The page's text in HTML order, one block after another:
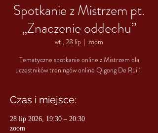
Spotkanie z Mistrzem pt.
„Znaczenie oddechu”
wt., 28 lip
  |
zoom
Tematyczne spotkanie online z Mistrzem dla
uczestników treningów online Qigong De Rui 1.
Czas i miejsce:
28 lip 2026, 19:30 – 20:30
zoom